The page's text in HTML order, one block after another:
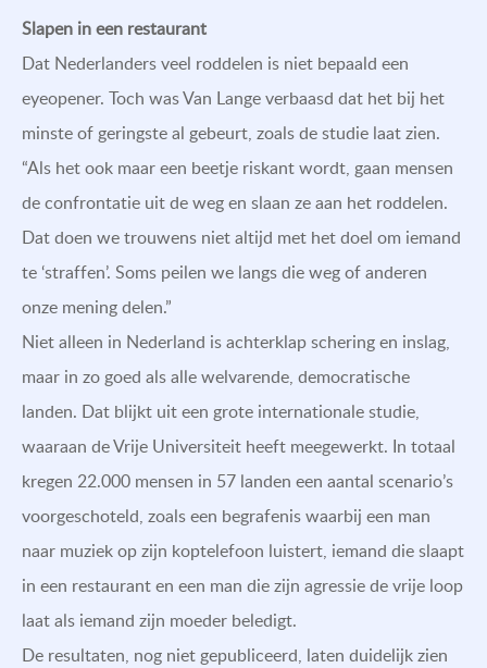
Slapen in een restaurant
Dat Nederlanders veel roddelen is niet bepaald een
eyeopener. Toch was Van Lange verbaasd dat het bij het
minste of geringste al gebeurt, zoals de studie laat zien.
“Als het ook maar een beetje riskant wordt, gaan mensen
de confrontatie uit de weg en slaan ze aan het roddelen.
Dat doen we trouwens niet altijd met het doel om iemand
te ‘straffen’. Soms peilen we langs die weg of anderen
onze mening delen.”
Niet alleen in Nederland is achterklap schering en inslag,
maar in zo goed als alle welvarende, democratische
landen. Dat blijkt uit een grote internationale studie,
waaraan de Vrije Universiteit heeft meegewerkt. In totaal
kregen 22.000 mensen in 57 landen een aantal scenario’s
voorgeschoteld, zoals een begrafenis waarbij een man
naar muziek op zijn koptelefoon luistert, iemand die slaapt
in een restaurant en een man die zijn agressie de vrije loop
laat als iemand zijn moeder beledigt.
De resultaten, nog niet gepubliceerd, laten duidelijk zien